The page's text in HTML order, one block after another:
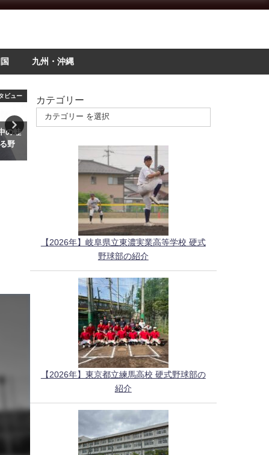
九州・沖縄
ビュー
の蛙
野
校 硬式野球部の紹介
2026年7月22日
カテゴリー
【2026年】岐阜県立東濃実業高等学校 硬式
野球部の紹介
【2026年】東京都立練馬高校 硬式野球部の
紹介